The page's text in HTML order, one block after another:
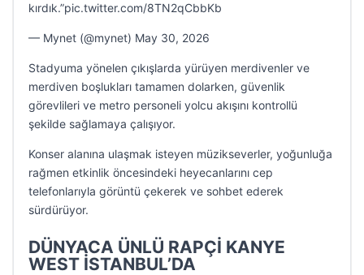
kırdık.”pic.twitter.com/8TN2qCbbKb
— Mynet (@mynet) May 30, 2026
Stadyuma yönelen çıkışlarda yürüyen merdivenler ve
merdiven boşlukları tamamen dolarken, güvenlik
görevlileri ve metro personeli yolcu akışını kontrollü
şekilde sağlamaya çalışıyor.
Konser alanına ulaşmak isteyen müzikseverler, yoğunluğa
rağmen etkinlik öncesindeki heyecanlarını cep
telefonlarıyla görüntü çekerek ve sohbet ederek
sürdürüyor.
DÜNYACA ÜNLÜ RAPÇİ KANYE
WEST İSTANBUL’DA